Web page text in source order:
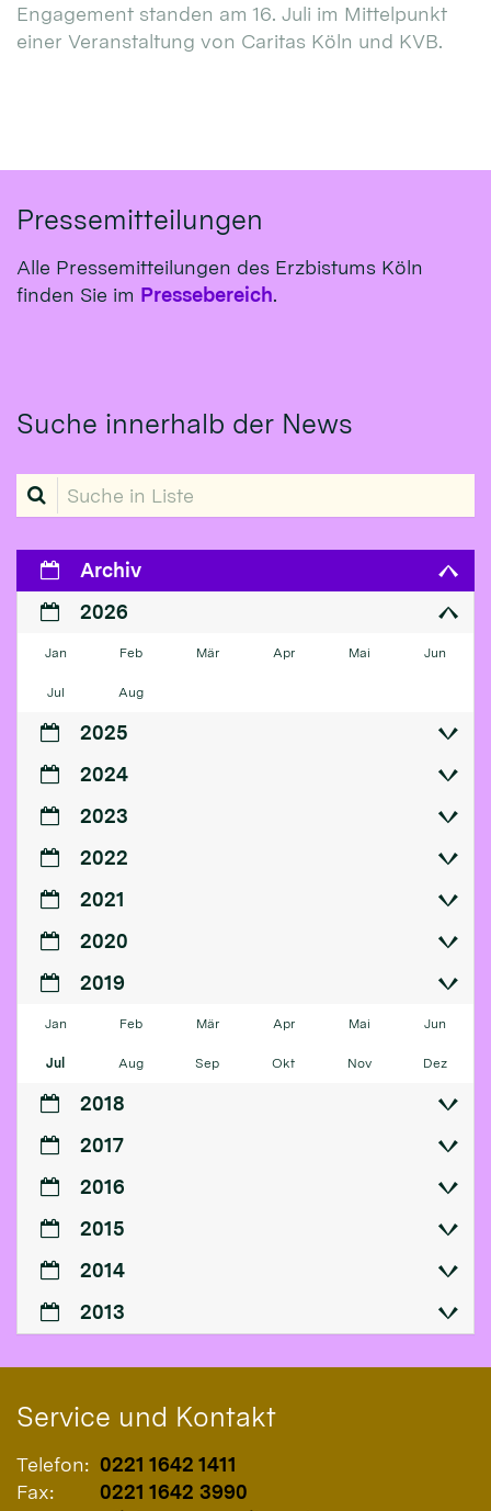
Engagement standen am 16. Juli im Mittelpunkt
einer Veranstaltung von Caritas Köln und KVB.
Pressemitteilungen
Alle Pressemitteilungen des Erzbistums Köln
finden Sie im Pressebereich.
Suche innerhalb der News
Suche in Liste
Archiv
2026
Jan Feb Mär Apr Mai Jun
Jul Aug
2025
2024
2023
2022
2021
2020
2019
Jan Feb Mär Apr Mai Jun
Jul Aug Sep Okt Nov Dez
2018
2017
2016
2015
2014
2013
Service und Kontakt
Telefon: 0221 1642 1411
Fax:
0221 1642 3990